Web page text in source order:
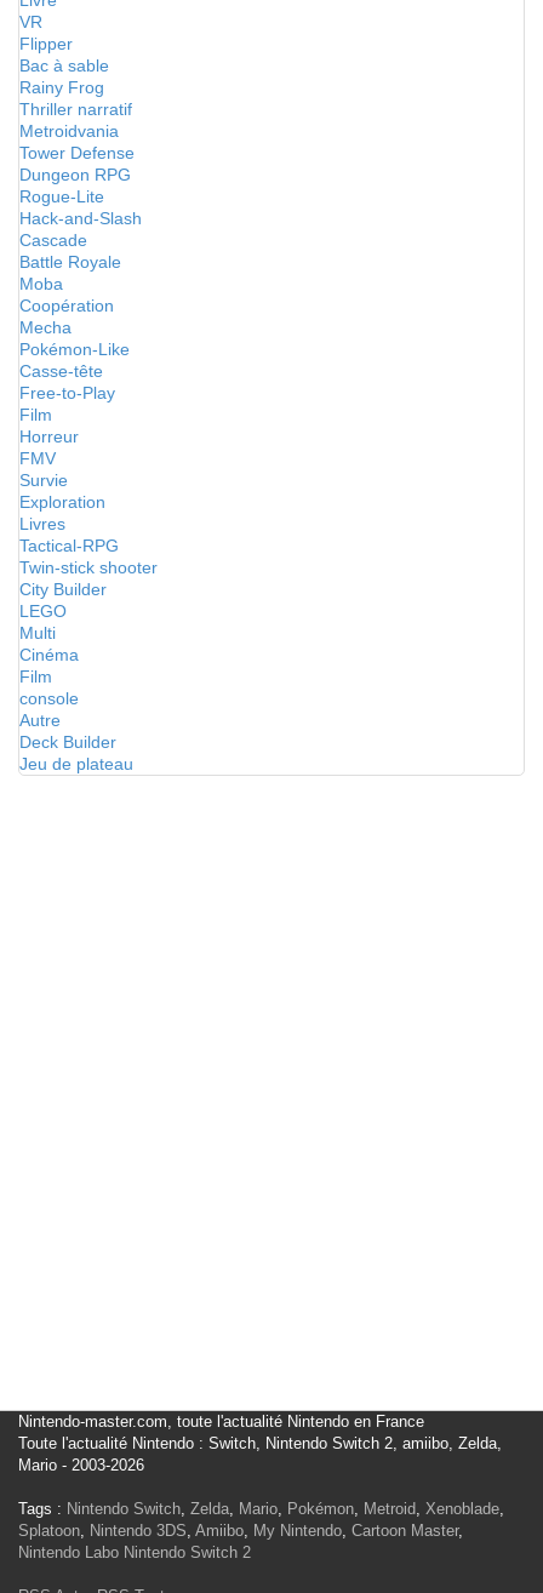
VR
Flipper
Bac à sable
Rainy Frog
Thriller narratif
Metroidvania
Tower Defense
Dungeon RPG
Rogue-Lite
Hack-and-Slash
Cascade
Battle Royale
Moba
Coopération
Mecha
Pokémon-Like
Casse-tête
Free-to-Play
Film
Horreur
FMV
Survie
Exploration
Livres
Tactical-RPG
Twin-stick shooter
City Builder
LEGO
Multi
Cinéma
Film
console
Autre
Deck Builder
Jeu de plateau
Nintendo-master.com, toute l'actualité Nintendo en France
Toute l'actualité Nintendo : Switch, Nintendo Switch 2, amiibo, Zelda,
Mario - 2003-2026
Tags : Nintendo Switch, Zelda, Mario, Pokémon, Metroid, Xenoblade,
Splatoon, Nintendo 3DS, Amiibo, My Nintendo, Cartoon Master,
Nintendo Labo Nintendo Switch 2